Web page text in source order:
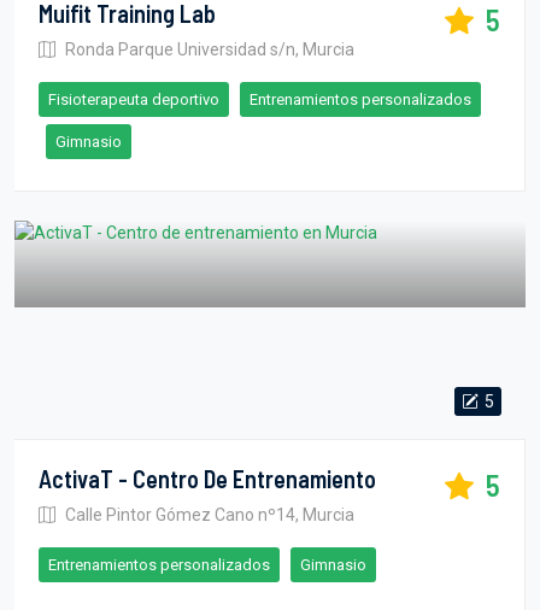
Muifit Training Lab
Ronda Parque Universidad s/n, Murcia
5
Fisioterapeuta deportivo Entrenamientos personalizados
Gimnasio
5
ActivaT - Centro De Entrenamiento
Calle Pintor Gómez Cano nº14, Murcia
5
Entrenamientos personalizados Gimnasio